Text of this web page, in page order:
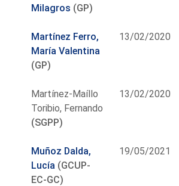
Milagros (GP)
Martínez Ferro,
María Valentina
(GP)
13/02/2020
Martínez-Maíllo
Toribio, Fernando
(SGPP)
13/02/2020
Muñoz Dalda,
Lucía (GCUP-
EC-GC)
19/05/2021